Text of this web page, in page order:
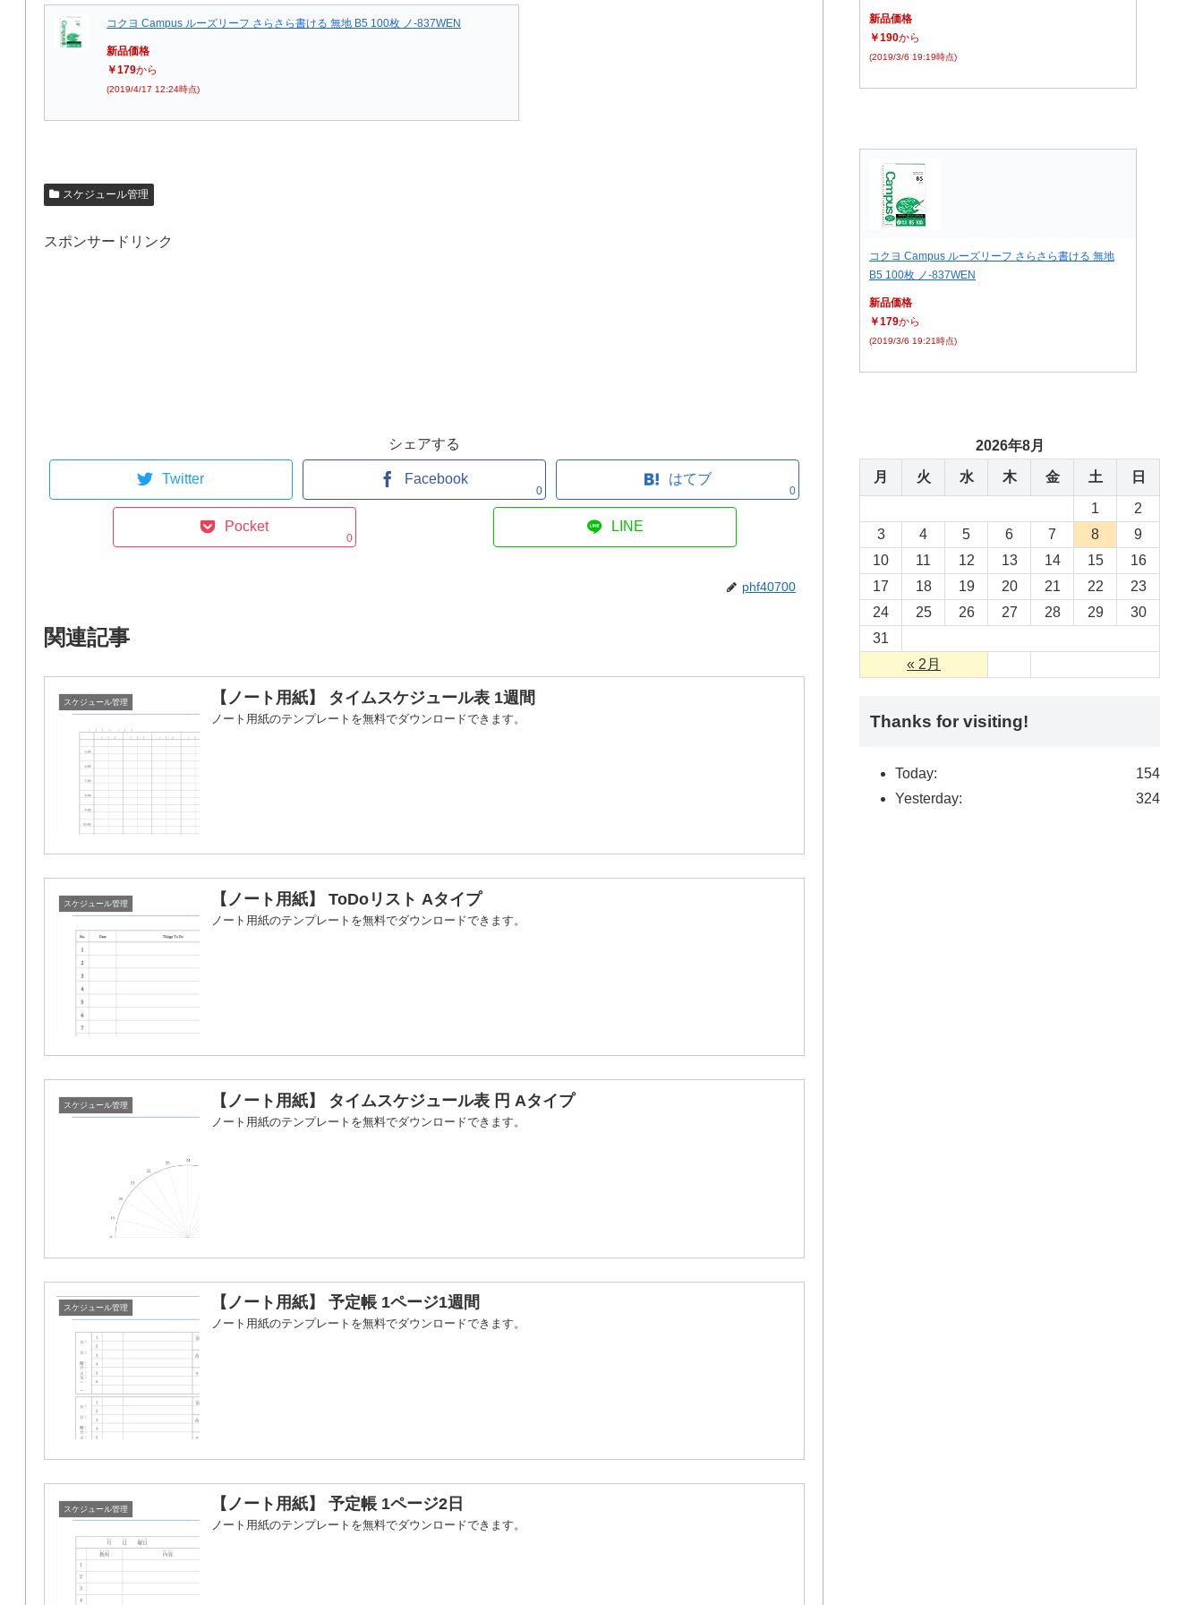
コクヨ Campus ルーズリーフ さらさら書ける 無地 B5 100枚 ノ-837WEN
新品価格
￥179から
(2019/4/17 12:24時点)
スケジュール管理
スポンサードリンク
シェアする
Twitter Facebook
0
はてブ
0
Pocket
0
LINE
phf40700
関連記事
スケジュール管理 【ノート用紙】 タイムスケジュール表 1週間
ノート用紙のテンプレートを無料でダウンロードできます。
スケジュール管理 【ノート用紙】 ToDoリスト Aタイプ
ノート用紙のテンプレートを無料でダウンロードできます。
スケジュール管理 【ノート用紙】 タイムスケジュール表 円 Aタイプ
ノート用紙のテンプレートを無料でダウンロードできます。
スケジュール管理 【ノート用紙】 予定帳 1ページ1週間
ノート用紙のテンプレートを無料でダウンロードできます。
スケジュール管理 【ノート用紙】 予定帳 1ページ2日
ノート用紙のテンプレートを無料でダウンロードできます。
新品価格
￥190から
(2019/3/6 19:19時点)
コクヨ Campus ルーズリーフ さらさら書ける 無地
B5 100枚 ノ-837WEN
新品価格
￥179から
(2019/3/6 19:21時点)
2026年8月
月 火 水 木 金 土 日
« 2月
1
2
3
4 5 6 7 8
9
10
11 12 13 14 15
16
17
18 19 20 21 22
23
24
25 26 27 28 29
30
31
Thanks for visiting!
154
Today:
324
Yesterday: